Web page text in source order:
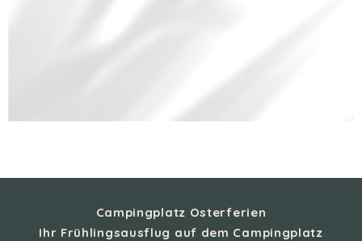
Campingplatz Osterferien
Ihr Frühlingsausflug auf dem Campingplatz